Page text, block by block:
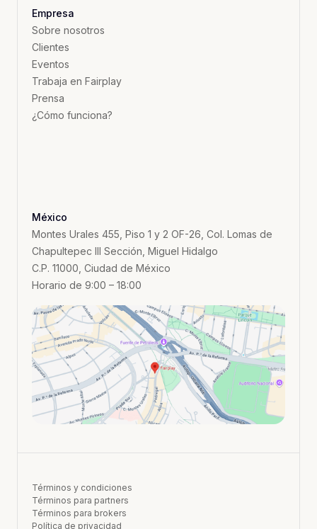
Empresa
Sobre nosotros
Clientes
Eventos
Trabaja en Fairplay
Prensa
¿Cómo funciona?
México
Montes Urales 455, Piso 1 y 2 OF-26, Col. Lomas de
Chapultepec III Sección, Miguel Hidalgo
C.P. 11000, Ciudad de México
Horario de 9:00 – 18:00
Términos y condiciones
Términos para partners
Términos para brokers
Política de privacidad